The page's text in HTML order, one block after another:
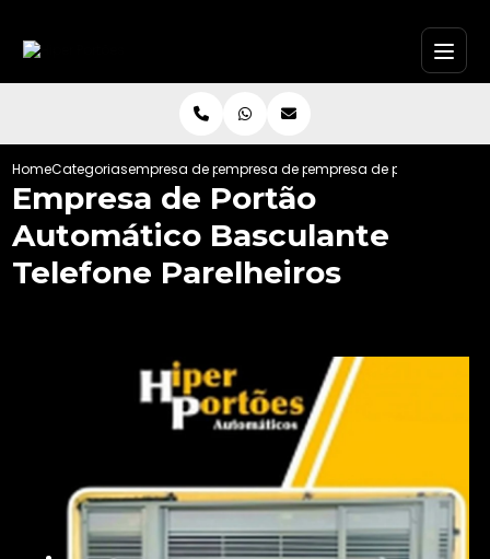
HomeCategoriasempresa de portoes automaticos
empresa de portao automatico
empresa de portao
Empresa de Portão
Automático Basculante
Telefone Parelheiros